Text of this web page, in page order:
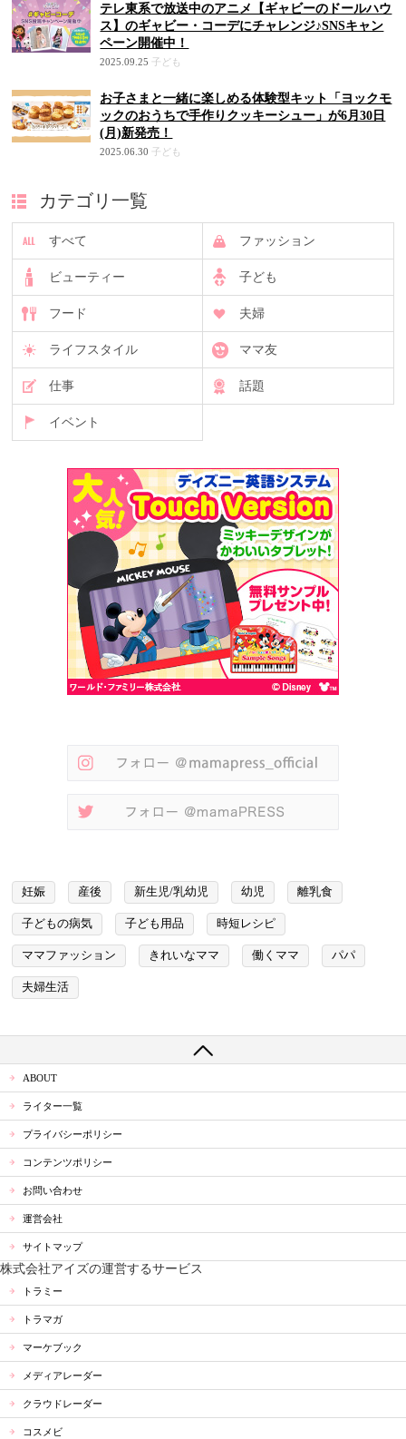
テレ東系で放送中のアニメ【ギャビーのドールハウ
ス】のギャビー・コーデにチャレンジ♪SNSキャン
ペーン開催中！
2025.09.25 子ども
お子さまと一緒に楽しめる体験型キット「ヨックモ
ックのおうちで手作りクッキーシュー」が6月30日
(月)新発売！
2025.06.30 子ども
カテゴリ一覧
すべて ファッション
ビューティー 子ども
フード 夫婦
ライフスタイル ママ友
仕事 話題
イベント
妊娠 産後 新生児/乳幼児 幼児 離乳食
子どもの病気 子ども用品 時短レシピ
ママファッション きれいなママ 働くママ パパ
夫婦生活
ABOUT
ライター一覧
プライバシーポリシー
コンテンツポリシー
お問い合わせ
運営会社
サイトマップ
株式会社アイズの運営するサービス
トラミー
トラマガ
マーケブック
メディアレーダー
クラウドレーダー
コスメビ